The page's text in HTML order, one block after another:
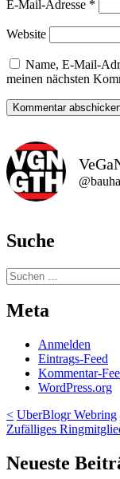
E-Mail-Adresse *
Website
Name, E-Mail-
meinen nächsten
Suche
Suchen
nach:
Meta
Anmelden
Eintrags-Feed
Kommentar-
WordPress.org
< UberBlogr Webring
Zufälliges
Neueste